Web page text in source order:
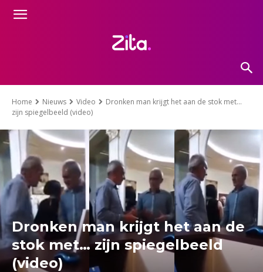
Home Nieuws Video
Dronken man krijgt het aan de stok met...
zijn spiegelbeeld (video)
Dronken man krijgt het aan de
stok met… zijn spiegelbeeld
(video)